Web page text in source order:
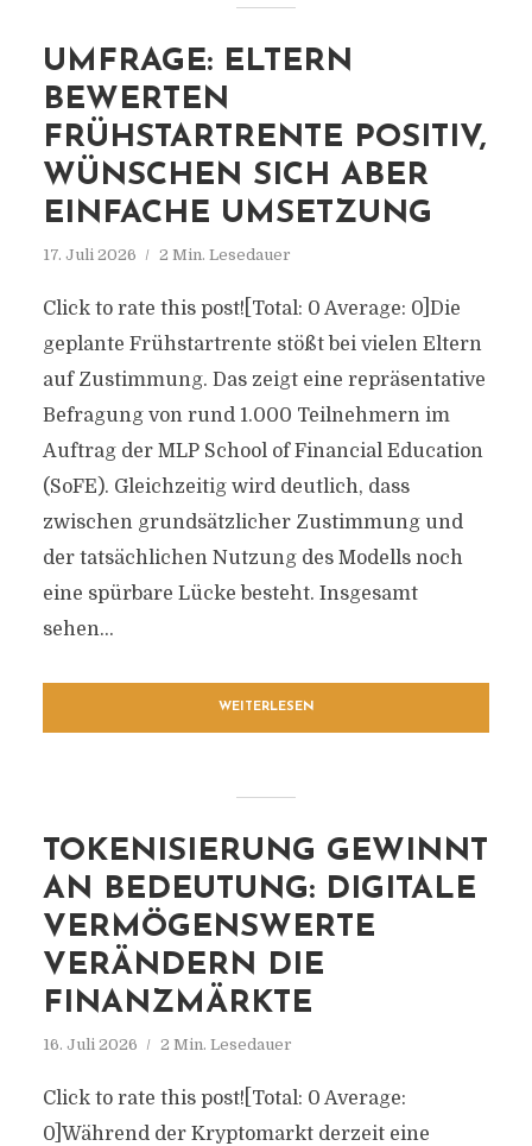
UMFRAGE: ELTERN
BEWERTEN
FRÜHSTARTRENTE POSITIV,
WÜNSCHEN SICH ABER
EINFACHE UMSETZUNG
17. Juli 2026 2 Min. Lesedauer
Click to rate this post![Total: 0 Average: 0]Die
geplante Frühstartrente stößt bei vielen Eltern
auf Zustimmung. Das zeigt eine repräsentative
Befragung von rund 1.000 Teilnehmern im
Auftrag der MLP School of Financial Education
(SoFE). Gleichzeitig wird deutlich, dass
zwischen grundsätzlicher Zustimmung und
der tatsächlichen Nutzung des Modells noch
eine spürbare Lücke besteht. Insgesamt
sehen...
WEITERLESEN
TOKENISIERUNG GEWINNT
AN BEDEUTUNG: DIGITALE
VERMÖGENSWERTE
VERÄNDERN DIE
FINANZMÄRKTE
16. Juli 2026 2 Min. Lesedauer
Click to rate this post![Total: 0 Average:
0]Während der Kryptomarkt derzeit eine